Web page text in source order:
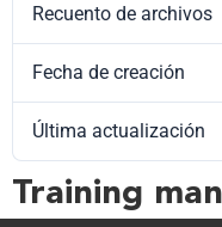
Recuento de archivos
Fecha de creación
Última actualización
Training